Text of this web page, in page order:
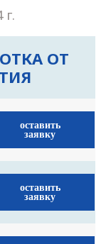
г.
ОТ
оставить
заявку
оставить
заявку